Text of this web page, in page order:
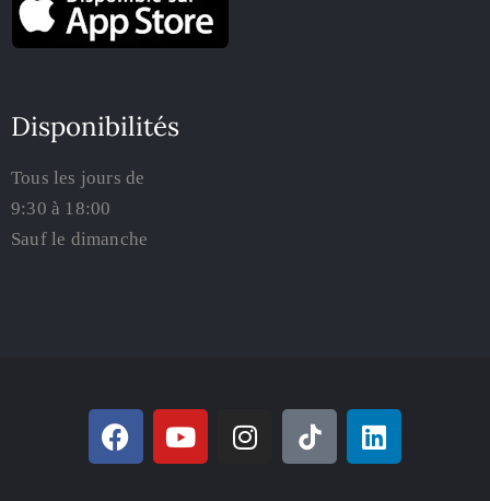
Disponibilités
Tous les jours de
9:30 à 18:00
Sauf le dimanche